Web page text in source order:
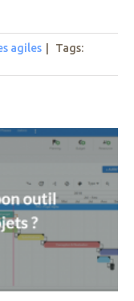
agiles Tags: